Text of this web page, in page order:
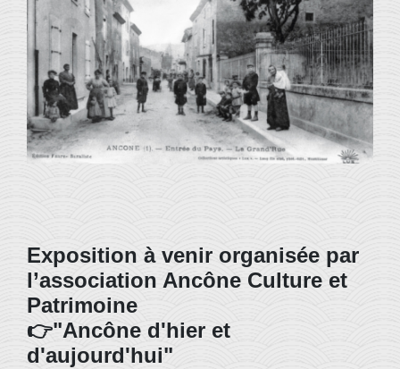
Exposition à venir organisée par
l’association Ancône Culture et
Patrimoine
👉"Ancône d'hier et
d'aujourd'hui"